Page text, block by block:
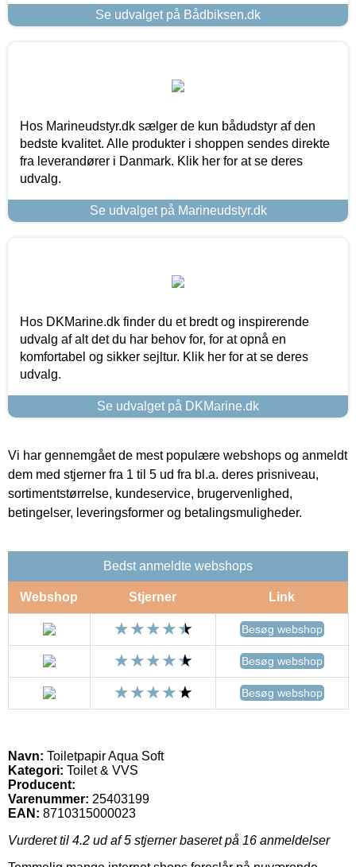
Se udvalget på Bådbiksen.dk
Hos Marineudstyr.dk sælger de kun bådudstyr af den
bedste kvalitet. Alle produkter i shoppen sendes direkte
fra leverandører i Danmark. Klik her for at se deres
udvalg.
Se udvalget på Marineudstyr.dk
Hos DKMarine.dk finder du et bredt og inspirerende
udvalg af alt det du har behov for, for at opnå en
komfortabel og sikker sejltur. Klik her for at se deres
udvalg.
Se udvalget på DKMarine.dk
Vi har gennemgået de mest populære webshops og anmeldt
dem med stjerner fra 1 til 5 ud fra bl.a. deres prisniveau,
sortimentstørrelse, kundeservice, brugervenlighed,
betingelser, leveringsformer og betalingsmuligheder.
Bedst anmeldte webshops
Webshop Stjerner Link
Besøg webshop
Besøg webshop
Besøg webshop
Navn: Toiletpapir Aqua Soft
Kategori: Toilet & VVS
Producent:
Varenummer: 25403199
EAN: 8710315000023
Vurderet til 4.2 ud af 5 stjerner baseret på 16 anmeldelser